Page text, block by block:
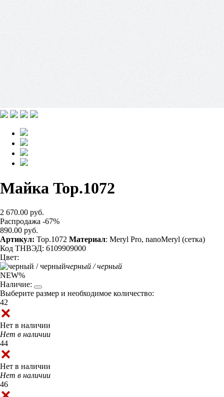
Майка Top.1072
2 670.00 руб.
Распродажа -67%
890.00 руб.
Артикул: Top.1072 Материал: Meryl Pro, nanoMeryl (сетка)
Код ТНВЭД: 6109909000
Цвет:
черный / черный
NEW%
Наличие:
Выберите размер и необходимое количество:
42
Нет в наличии
Нет в наличии
44
Нет в наличии
Нет в наличии
46